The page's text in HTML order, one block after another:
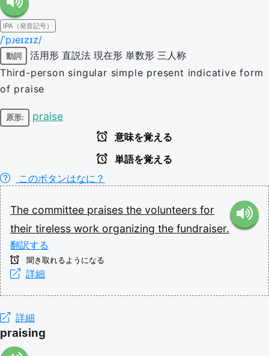
IPA（発音記号）
/ˈpɹeɪzɪz/
動詞 活用形 直説法 現在形 単数形 三人称
Third-person singular simple present indicative form
of praise
原形: praise
意味を覚える
単語を覚える
このボタンはなに？
The committee praises the volunteers for
their tireless work organizing the fundraiser.
翻訳する
聞き取れるようになる
詳細
詳細
praising